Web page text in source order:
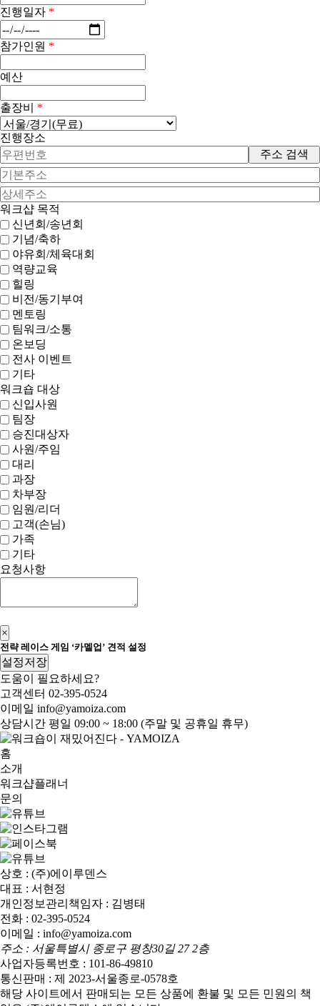
진행일자 *
참가인원 *
예산
출장비 *
진행장소
주소 검색
워크샵 목적
신년회/송년회
기념/축하
야유회/체육대회
역량교육
힐링
비전/동기부여
멘토링
팀워크/소통
온보딩
전사 이벤트
기타
워크숍 대상
신입사원
팀장
승진대상자
사원/주임
대리
과장
차부장
임원/리더
고객(손님)
가족
기타
요청사항
×
전략 레이스 게임 ‘카멜업’ 견적 설정
설정저장
도움이 필요하세요?
고객센터 02-395-0524
이메일 info@yamoiza.com
상담시간 평일 09:00 ~ 18:00 (주말 및 공휴일 휴무)
홈
소개
워크샵플래너
문의
상호 : (주)에이루덴스
대표 : 서현정
개인정보관리책임자 : 김병태
전화 : 02-395-0524
이메일 : info@yamoiza.com
주소 : 서울특별시 종로구 평창30길 27 2층
사업자등록번호 : 101-86-49810
통신판매 : 제 2023-서울종로-0578호
해당 사이트에서 판매되는 모든 상품에 환불 및 모든 민원의 책